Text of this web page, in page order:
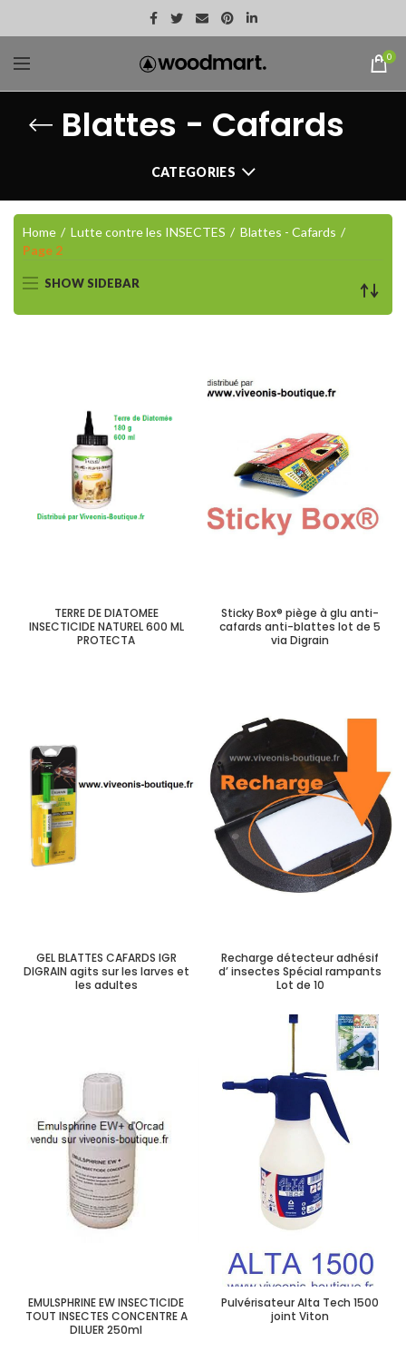
0
Blattes - Cafards
CATEGORIES
Home Lutte contre les INSECTES
Blattes - Cafards
Page 2
SHOW SIDEBAR
TERRE DE DIATOMEE
INSECTICIDE NATUREL 600 ML
PROTECTA
Sticky Box® piège à glu anti-
cafards anti-blattes lot de 5
via Digrain
GEL BLATTES CAFARDS IGR
DIGRAIN agits sur les larves et
les adultes
Recharge détecteur adhésif
d’ insectes Spécial rampants
Lot de 10
EMULSPHRINE EW INSECTICIDE
TOUT INSECTES CONCENTRE A
DILUER 250ml
Pulvérisateur Alta Tech 1500
joint Viton